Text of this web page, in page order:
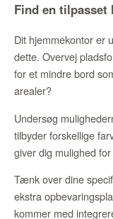
Find en tilpasset
Dit hjemmekontor er
dette. Overvej
for et mindre bord
arealer?
Undersøg
tilbyder forskellige
giver dig mulighed
Tænk over dine
ekstra
kommer med